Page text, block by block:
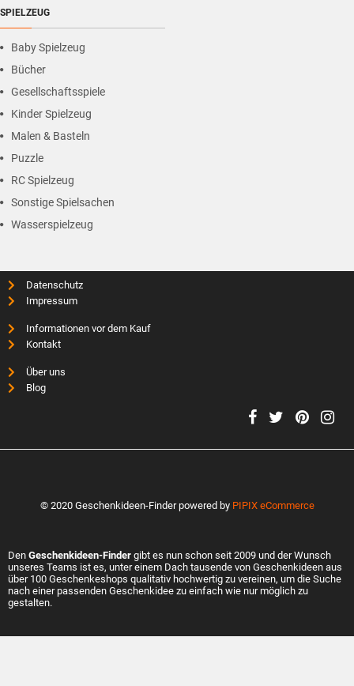
SPIELZEUG
Baby Spielzeug
Bücher
Gesellschaftsspiele
Kinder Spielzeug
Malen & Basteln
Puzzle
RC Spielzeug
Sonstige Spielsachen
Wasserspielzeug
Datenschutz
Impressum
Informationen vor dem Kauf
Kontakt
Über uns
Blog
© 2020 Geschenkideen-Finder powered by PIPIX eCommerce
Den Geschenkideen-Finder gibt es nun schon seit 2009 und der Wunsch
unseres Teams ist es, unter einem Dach tausende von Geschenkideen aus
über 100 Geschenkeshops qualitativ hochwertig zu vereinen, um die Suche
nach einer passenden Geschenkidee zu einfach wie nur möglich zu
gestalten.